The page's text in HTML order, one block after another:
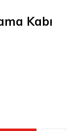
Kabı